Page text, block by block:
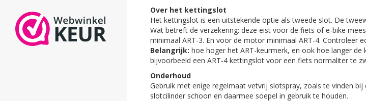
Over het kettingslot
Het kettingslot is een uitstekende optie als tweede slot. De
Wat betreft de verzekering: deze eist voor de fiets of e-bike
minimaal ART-3. En voor de motor minimaal ART-4. Controleer
Belangrijk: hoe hoger het ART-keurmerk, en ook hoe langer
bijvoorbeeld een ART-4 kettingslot voor een fiets normaliter te
Onderhoud
Gebruik met enige regelmaat vetvrij slotspray, zoals te vinden
slotcilinder schoon en daarmee soepel in gebruik te houden.